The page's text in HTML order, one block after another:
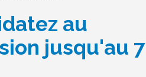
au
jusqu'au 7